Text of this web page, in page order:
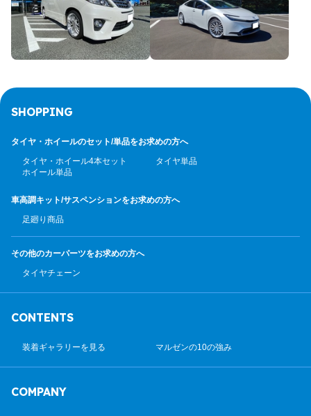
SHOPPING
タイヤ・ホイールのセット/単品をお求めの方へ
タイヤ・ホイール4本セット
タイヤ単品
ホイール単品
車高調キット/サスペンションをお求めの方へ
足廻り商品
その他のカーパーツをお求めの方へ
タイヤチェーン
CONTENTS
装着ギャラリーを見る マルゼンの10の強み
COMPANY